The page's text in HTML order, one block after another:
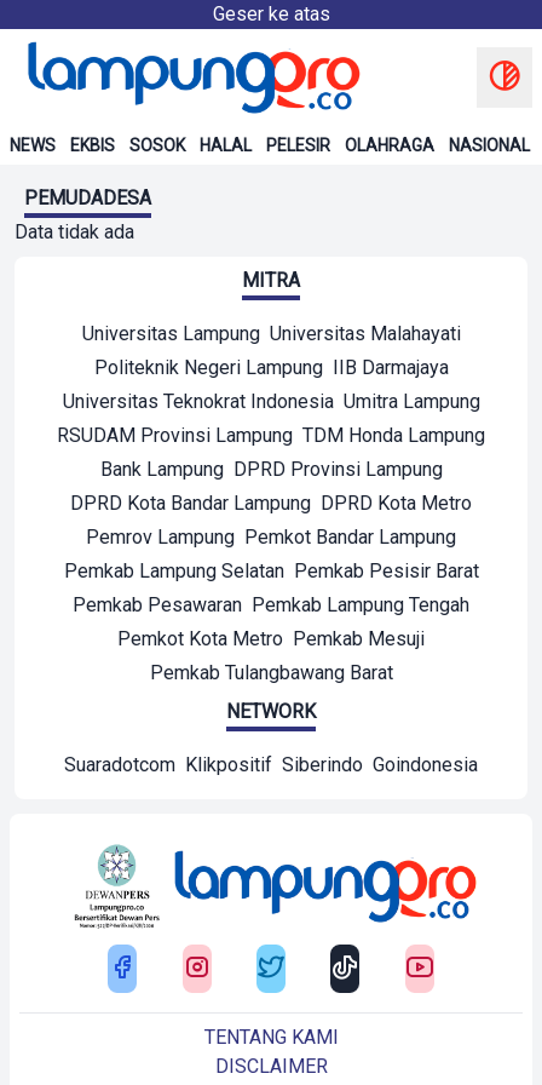
Geser ke atas
NEWS EKBIS SOSOK HALAL PELESIR OLAHRAGA NASIONAL
PEMUDADESA
Data tidak ada
MITRA
Universitas Lampung Universitas Malahayati
Politeknik Negeri Lampung IIB Darmajaya
Universitas Teknokrat Indonesia Umitra Lampung
RSUDAM Provinsi Lampung TDM Honda Lampung
Bank Lampung DPRD Provinsi Lampung
DPRD Kota Bandar Lampung DPRD Kota Metro
Pemrov Lampung Pemkot Bandar Lampung
Pemkab Lampung Selatan Pemkab Pesisir Barat
Pemkab Pesawaran Pemkab Lampung Tengah
Pemkot Kota Metro Pemkab Mesuji
Pemkab Tulangbawang Barat
NETWORK
Suaradotcom Klikpositif Siberindo Goindonesia
TENTANG KAMI
DISCLAIMER